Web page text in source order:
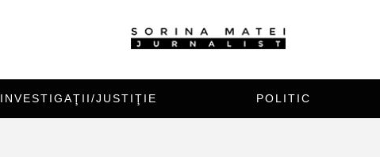
INVESTIGAŢII/JUSTIŢIE POLITIC